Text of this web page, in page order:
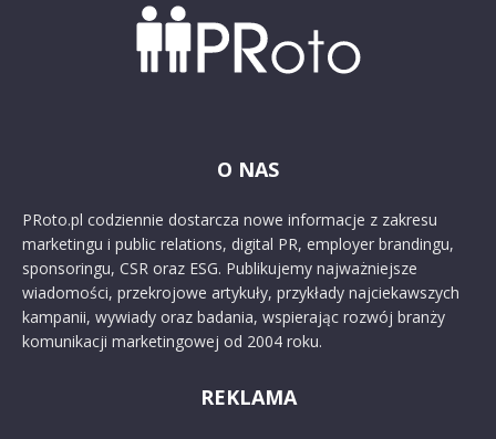
O NAS
PRoto.pl codziennie dostarcza nowe informacje z zakresu
marketingu i public relations, digital PR, employer brandingu,
sponsoringu, CSR oraz ESG. Publikujemy najważniejsze
wiadomości, przekrojowe artykuły, przykłady najciekawszych
kampanii, wywiady oraz badania, wspierając rozwój branży
komunikacji marketingowej od 2004 roku.
REKLAMA